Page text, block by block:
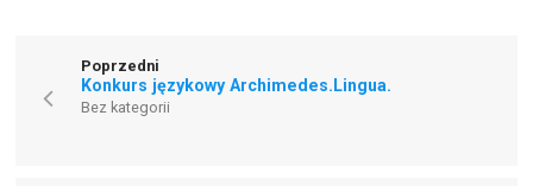
Poprzedni
Konkurs językowy Archimedes.Lingua.
Bez kategorii